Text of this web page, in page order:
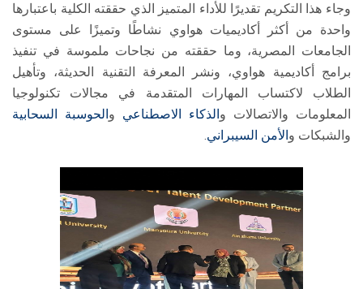
وجاء هذا التكريم تقديرًا للأداء المتميز الذي حققته الكلية باعتبارها
واحدة من أكثر أكاديميات هواوي نشاطًا وتميزًا على مستوى
الجامعات المصرية، وما حققته من نجاحات ملموسة في تنفيذ
برامج أكاديمية هواوي، ونشر المعرفة التقنية الحديثة، وتأهيل
الطلاب لاكتساب المهارات المتقدمة في مجالات تكنولوجيا
المعلومات والاتصالات و الذكاء الاصطناعي و الحوسبة السحابية
والشبكات و الأمن السيبراني.